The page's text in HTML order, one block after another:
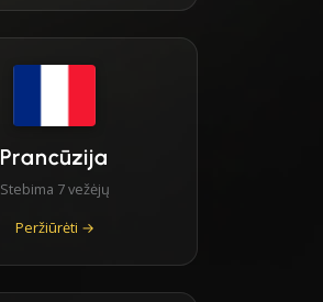
Prancūzija
Stebima 7 vežėjų
Peržiūrėti →